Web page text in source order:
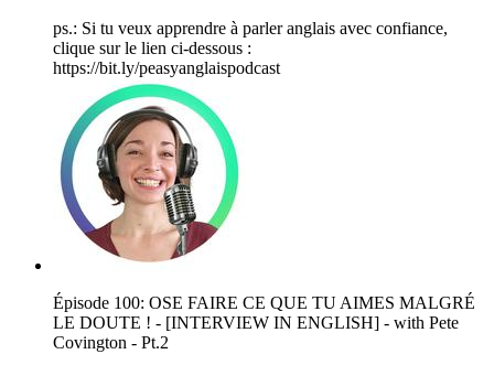
ps.: Si tu veux apprendre à parler anglais avec confiance,
clique sur le lien ci-dessous :
⁠⁠⁠⁠⁠⁠⁠⁠⁠⁠⁠⁠⁠⁠⁠⁠⁠⁠⁠⁠⁠⁠⁠https://bit.ly/peasyanglaispodcast
Épisode 100: OSE FAIRE CE QUE TU AIMES MALGRÉ
LE DOUTE ! - [INTERVIEW IN ENGLISH] - with Pete
Covington - Pt.2